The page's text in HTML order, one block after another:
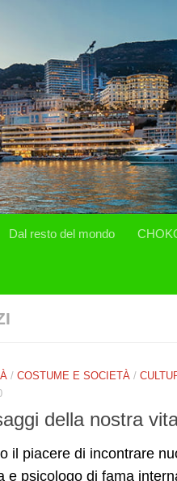
Dal resto del mondo
/ COSTUME E SOCIETÀ /
della nostra
il piacere di incontrare
e psicologo di fama